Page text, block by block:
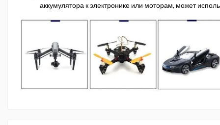
аккумулятора к электронике или моторам, может